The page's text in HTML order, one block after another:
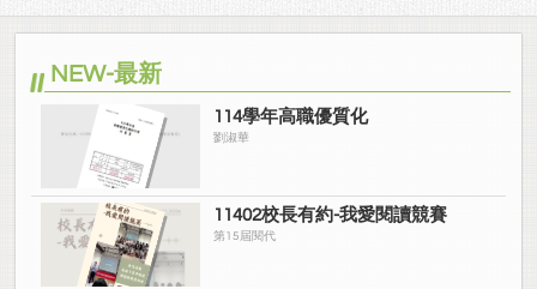
NEW-最新
114學年高職優質化
劉淑華
11402校長有約-我愛閱讀競賽
第15屆閱代